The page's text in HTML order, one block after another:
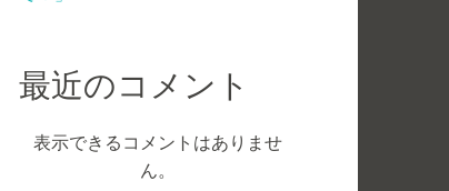
最近のコメント
表示できるコメントはありませ
ん。